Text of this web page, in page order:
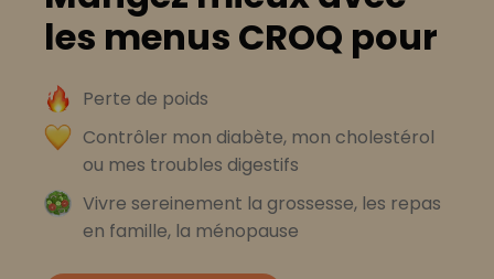
les menus CROQ pour
Perte de poids
Contrôler mon diabète, mon cholestérol
ou mes troubles digestifs
Vivre sereinement la grossesse, les repas
en famille, la ménopause